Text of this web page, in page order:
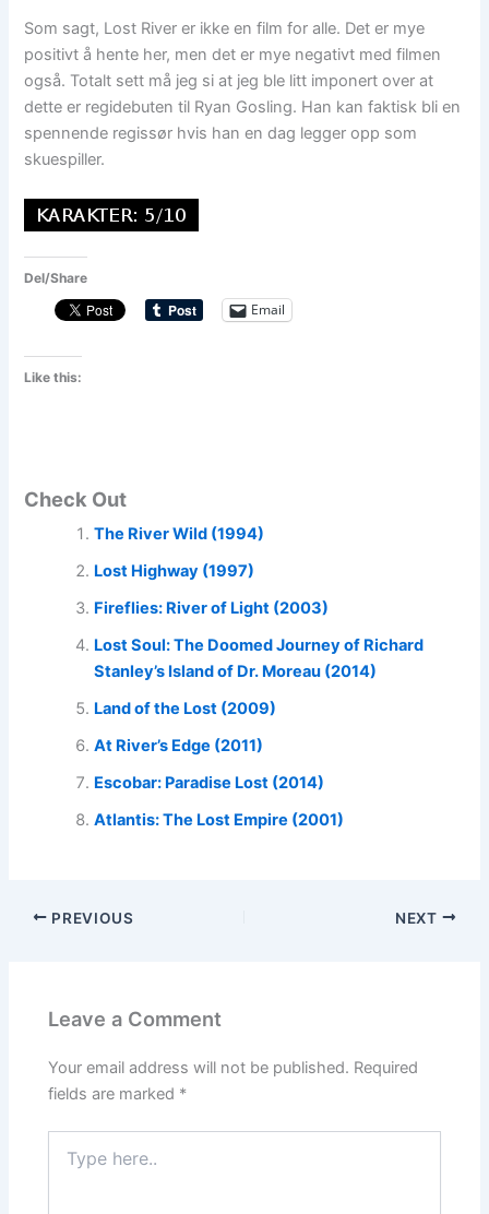
Som sagt, Lost River er ikke en film for alle. Det er mye
positivt å hente her, men det er mye negativt med filmen
også. Totalt sett må jeg si at jeg ble litt imponert over at
dette er regidebuten til Ryan Gosling. Han kan faktisk bli en
spennende regissør hvis han en dag legger opp som
skuespiller.
Del/Share
Email
Like this:
Check Out
The River Wild (1994)
Lost Highway (1997)
Fireflies: River of Light (2003)
Lost Soul: The Doomed Journey of Richard
Stanley’s Island of Dr. Moreau (2014)
Land of the Lost (2009)
At River’s Edge (2011)
Escobar: Paradise Lost (2014)
Atlantis: The Lost Empire (2001)
PREVIOUS NEXT
Leave a Comment
Your email address will not be published. Required
fields are marked *
here..